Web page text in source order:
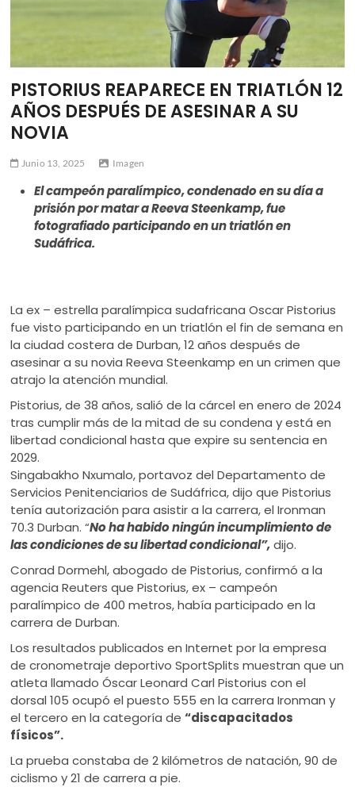
PISTORIUS REAPARECE EN TRIATLÓN 12
AÑOS DESPUÉS DE ASESINAR A SU
NOVIA
Junio 13, 2025 Imagen
El campeón paralímpico, condenado en su día a
prisión por matar a Reeva Steenkamp, fue
fotografiado participando en un triatlón en
Sudáfrica.
La ex – estrella paralímpica sudafricana Oscar Pistorius
fue visto participando en un triatlón el fin de semana en
la ciudad costera de Durban, 12 años después de
asesinar a su novia Reeva Steenkamp en un crimen que
atrajo la atención mundial.
Pistorius, de 38 años, salió de la cárcel en enero de 2024
tras cumplir más de la mitad de su condena y está en
libertad condicional hasta que expire su sentencia en
2029.
Singabakho Nxumalo, portavoz del Departamento de
Servicios Penitenciarios de Sudáfrica, dijo que Pistorius
tenía autorización para asistir a la carrera, el Ironman
70.3 Durban. “No ha habido ningún incumplimiento de
las condiciones de su libertad condicional”, dijo.
Conrad Dormehl, abogado de Pistorius, confirmó a la
agencia Reuters que Pistorius, ex – campeón
paralímpico de 400 metros, había participado en la
carrera de Durban.
Los resultados publicados en Internet por la empresa
de cronometraje deportivo SportSplits muestran que un
atleta llamado Óscar Leonard Carl Pistorius con el
dorsal 105 ocupó el puesto 555 en la carrera Ironman y
el tercero en la categoría de“discapacitados
físicos”.
La prueba constaba de 2 kilómetros de natación, 90 de
ciclismo y 21 de carrera a pie.